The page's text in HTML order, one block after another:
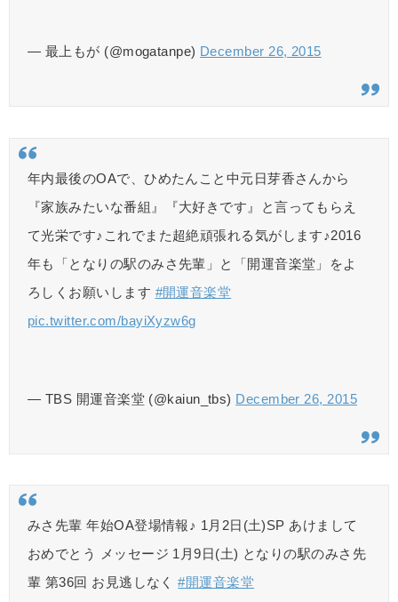
— 最上もが (@mogatanpe) December 26, 2015
年内最後のOAで、ひめたんこと中元日芽香さんから
『家族みたいな番組』『大好きです』と言ってもらえ
て光栄です♪これでまた超絶頑張れる気がします♪2016
年も「となりの駅のみさ先輩」と「開運音楽堂」をよ
ろしくお願いします #開運音楽堂
pic.twitter.com/bayiXyzw6g
— TBS 開運音楽堂 (@kaiun_tbs) December 26, 2015
みさ先輩 年始OA登場情報♪ 1月2日(土)SP あけまして
おめでとう メッセージ 1月9日(土) となりの駅のみさ先
輩 第36回 お見逃しなく#開運音楽堂